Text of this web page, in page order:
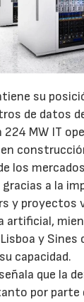
su
de datos
224 MW IT
los
a la
y proyectos
artificial,
y Sines
capacidad.
que la
por parte